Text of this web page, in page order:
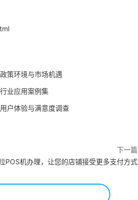
策环境与市场机遇
业应用案例集
户体验与满意度调查
下一篇
POS机办理，让您的店铺接受更多支付方式